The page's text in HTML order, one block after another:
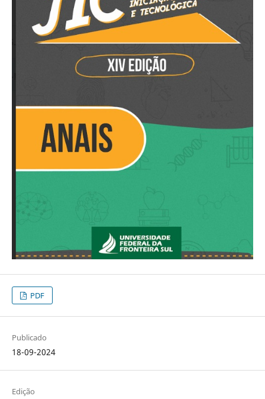
PDF
Publicado
18-09-2024
Edição